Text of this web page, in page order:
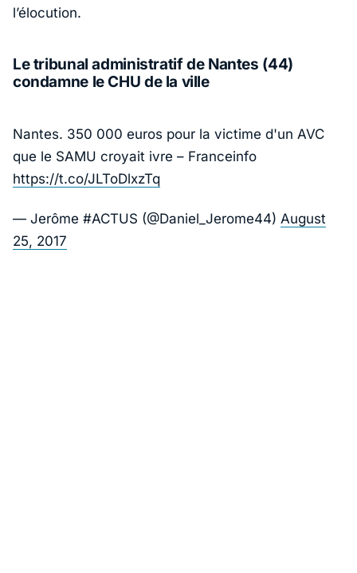
l’élocution.
Le tribunal administratif de Nantes (44)
condamne le CHU de la ville
Nantes. 350 000 euros pour la victime d'un AVC
que le SAMU croyait ivre – Franceinfo
https://t.co/JLToDlxzTq
— Jerôme #ACTUS (@Daniel_Jerome44) August
25, 2017